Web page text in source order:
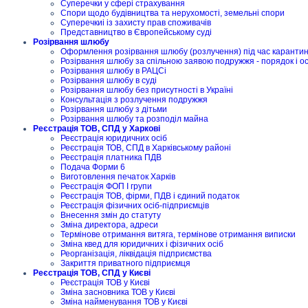
Суперечки у сфері страхування
Спори щодо будівництва та нерухомості, земельні спори
Суперечкиі із захисту прав споживачів
Представництво в Європейському суді
Розірвання шлюбу
Оформлення розірвання шлюбу (розлучення) під час
Розірвання шлюбу за спільною заявою подружжя - порядок і
Розірвання шлюбу в РАЦСі
Розірвання шлюбу в суді
Розірвання шлюбу без присутності в Україні
Консультація з розлучення подружжя
Розірвання шлюбу з дітьми
Розірвання шлюбу та розподіл майна
Реєстрація ТОВ, СПД у Харкові
Реєстрація юридичних осіб
Реєстрація ТОВ, СПД в Харківському районі
Реєстрація платника ПДВ
Подача Форми 6
Виготовлення печаток Харків
Реєстрація ФОП I групи
Реєстрація ТОВ, фірми, ПДВ і єдиний податок
Реєстрація фізичних осіб-підприємців
Внесення змін до статуту
Зміна директора, адреси
Термінове отримання витяга, термінове отримання виписки
Зміна квед для юридичних і фізичних осіб
Реорганізація, ліквідація підприємства
Закриття приватного підприємця
Реєстрація ТОВ, СПД у Києві
Реєстрація ТОВ у Києві
Зміна засновника ТОВ у Києві
Зміна найменування ТОВ у Києві